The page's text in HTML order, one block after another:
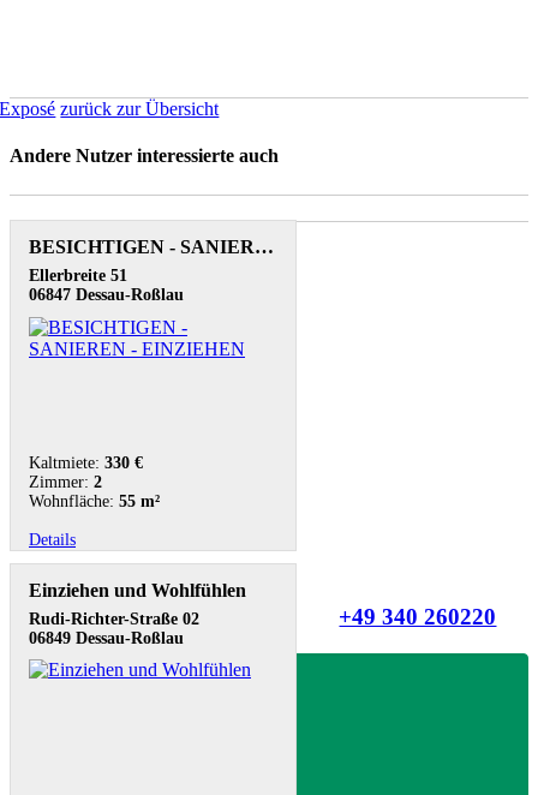
Exposé zurück zur Übersicht
Andere Nutzer interessierte auch
BESICHTIGEN - SANIEREN - EINZIEHEN
Ellerbreite 51
06847 Dessau-Roßlau
Kaltmiete: 330 €
Zimmer: 2
Wohnfläche: 55 m²
Details
Einziehen und Wohlfühlen
Rudi-Richter-Straße 02
06849 Dessau-Roßlau
+49 340 260220